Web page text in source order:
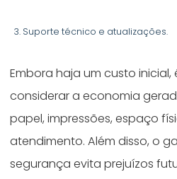
Suporte técnico e atualizações.
Embora haja um custo
considerar a economia
papel, impressões, espaço
atendimento. Além disso, o
segurança evita prejuízos